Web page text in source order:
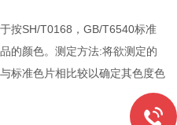
按SH/T0168，GB/T6540标准
的颜色。测定方法:将欲测定的
标准色片相比较以确定其色度色